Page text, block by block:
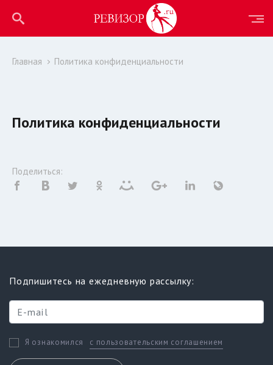
Главная Политика конфиденциальности
Политика конфиденциальности
Поделиться:
Подпишитесь на ежедневную рассылку:
Я ознакомился с пользовательским соглашением